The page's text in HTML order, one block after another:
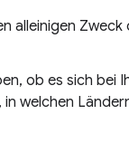
alleinigen
ob es sich bei
welchen